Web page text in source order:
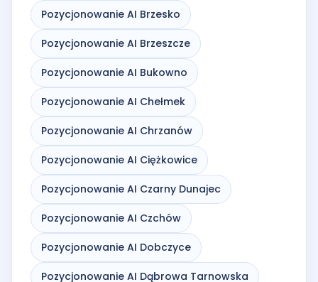
Pozycjonowanie AI Brzesko
Pozycjonowanie AI Brzeszcze
Pozycjonowanie AI Bukowno
Pozycjonowanie AI Chełmek
Pozycjonowanie AI Chrzanów
Pozycjonowanie AI Ciężkowice
Pozycjonowanie AI Czarny Dunajec
Pozycjonowanie AI Czchów
Pozycjonowanie AI Dobczyce
Pozycjonowanie AI Dąbrowa Tarnowska